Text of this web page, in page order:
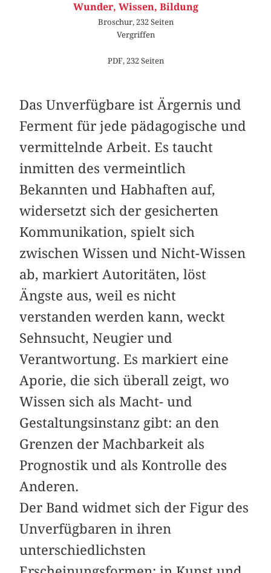
Wunder, Wissen, Bildung
Broschur, 232 Seiten
Vergriffen
PDF, 232 Seiten
Das Unverfügbare ist Ärgernis und
Ferment für jede pädagogische und
vermittelnde Arbeit. Es taucht
inmitten des vermeintlich
Bekannten und Habhaften auf,
widersetzt sich der gesicherten
Kommunikation, spielt sich
zwischen Wissen und Nicht-Wissen
ab, markiert Autoritäten, löst
Ängste aus, weil es nicht
verstanden werden kann, weckt
Sehnsucht, Neugier und
Verantwortung. Es markiert eine
Aporie, die sich überall zeigt, wo
Wissen sich als Macht- und
Gestaltungsinstanz gibt: an den
Grenzen der Machbarkeit als
Prognostik und als Kontrolle des
Anderen.
Der Band widmet sich der Figur des
Unverfügbaren in ihren
unterschiedlichsten